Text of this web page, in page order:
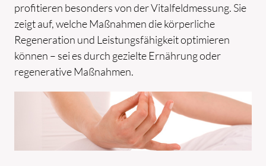
profitieren besonders von der Vitalfeldmessung. Sie
zeigt auf, welche Maßnahmen die körperliche
Regeneration und Leistungsfähigkeit optimieren
können – sei es durch gezielte Ernährung oder
regenerative Maßnahmen.